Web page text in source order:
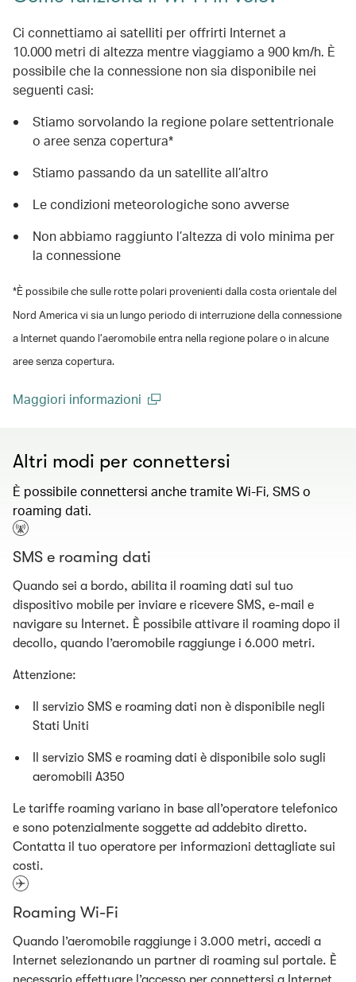
Ci connettiamo ai satelliti per offrirti Internet a
10.000 metri di altezza mentre viaggiamo a 900 km/h. È
possibile che la connessione non sia disponibile nei
seguenti casi:
Stiamo sorvolando la regione polare settentrionale
o aree senza copertura*
Stiamo passando da un satellite all’altro
Le condizioni meteorologiche sono avverse
Non abbiamo raggiunto l’altezza di volo minima per
la connessione
*È possibile che sulle rotte polari provenienti dalla costa orientale del
Nord America vi sia un lungo periodo di interruzione della connessione
a Internet quando l’aeromobile entra nella regione polare o in alcune
aree senza copertura.
Maggiori informazioni
Altri modi per connettersi
È possibile connettersi anche tramite Wi-Fi, SMS o
roaming dati.
SMS e roaming dati
Quando sei a bordo, abilita il roaming dati sul tuo
dispositivo mobile per inviare e ricevere SMS, e-mail e
navigare su Internet. È possibile attivare il roaming dopo il
decollo, quando l’aeromobile raggiunge i 6.000 metri.
Attenzione:
Il servizio SMS e roaming dati non è disponibile negli
Stati Uniti
Il servizio SMS e roaming dati è disponibile solo sugli
aeromobili A350
Le tariffe roaming variano in base all’operatore telefonico
e sono potenzialmente soggette ad addebito diretto.
Contatta il tuo operatore per informazioni dettagliate sui
costi.
Roaming Wi-Fi
Quando l’aeromobile raggiunge i 3.000 metri, accedi a
Internet selezionando un partner di roaming sul portale. È